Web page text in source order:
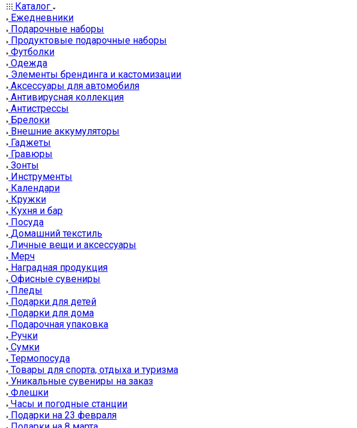
Каталог
Ежедневники
Подарочные наборы
Продуктовые подарочные наборы
Футболки
Одежда
Элементы брендинга и кастомизации
Аксессуары для автомобиля
Антивирусная коллекция
Антистрессы
Брелоки
Внешние аккумуляторы
Гаджеты
Гравюры
Зонты
Инструменты
Календари
Кружки
Кухня и бар
Посуда
Домашний текстиль
Личные вещи и аксессуары
Мерч
Наградная продукция
Офисные сувениры
Пледы
Подарки для детей
Подарки для дома
Подарочная упаковка
Ручки
Сумки
Термопосуда
Товары для спорта, отдыха и туризма
Уникальные сувениры на заказ
Флешки
Часы и погодные станции
Подарки на 23 февраля